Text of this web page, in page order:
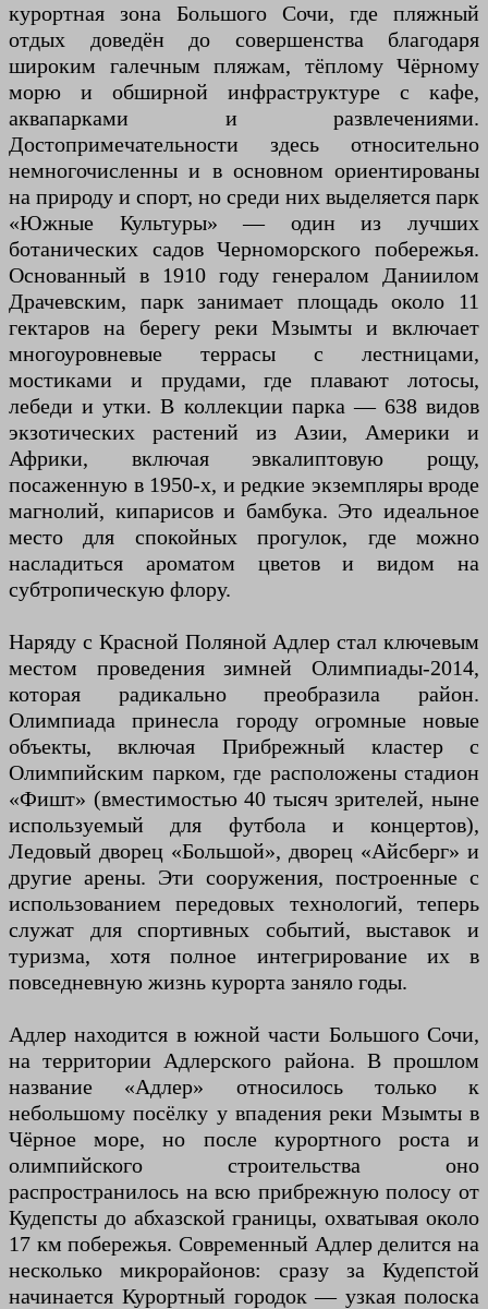
курортная зона Большого Сочи, где пляжный
отдых доведён до совершенства благодаря
широким галечным пляжам, тёплому Чёрному
морю и обширной инфраструктуре с кафе,
аквапарками и развлечениями.
Достопримечательности здесь относительно
немногочисленны и в основном ориентированы
на природу и спорт, но среди них выделяется парк
«Южные Культуры» — один из лучших
ботанических садов Черноморского побережья.
Основанный в 1910 году генералом Даниилом
Драчевским, парк занимает площадь около 11
гектаров на берегу реки Мзымты и включает
многоуровневые террасы с лестницами,
мостиками и прудами, где плавают лотосы,
лебеди и утки. В коллекции парка — 638 видов
экзотических растений из Азии, Америки и
Африки, включая эвкалиптовую рощу,
посаженную в 1950-х, и редкие экземпляры вроде
магнолий, кипарисов и бамбука. Это идеальное
место для спокойных прогулок, где можно
насладиться ароматом цветов и видом на
субтропическую флору.
Наряду с Красной Поляной Адлер стал ключевым
местом проведения зимней Олимпиады-2014,
которая радикально преобразила район.
Олимпиада принесла городу огромные новые
объекты, включая Прибрежный кластер с
Олимпийским парком, где расположены стадион
«Фишт» (вместимостью 40 тысяч зрителей, ныне
используемый для футбола и концертов),
Ледовый дворец «Большой», дворец «Айсберг» и
другие арены. Эти сооружения, построенные с
использованием передовых технологий, теперь
служат для спортивных событий, выставок и
туризма, хотя полное интегрирование их в
повседневную жизнь курорта заняло годы.
Адлер находится в южной части Большого Сочи,
на территории Адлерского района. В прошлом
название «Адлер» относилось только к
небольшому посёлку у впадения реки Мзымты в
Чёрное море, но после курортного роста и
олимпийского строительства оно
распространилось на всю прибрежную полосу от
Кудепсты до абхазской границы, охватывая около
17 км побережья. Современный Адлер делится на
несколько микрорайонов: сразу за Кудепстой
начинается Курортный городок — узкая полоска